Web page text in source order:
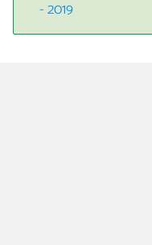
- 2019